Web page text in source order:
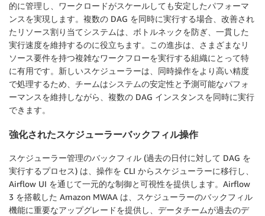
的に管理し、ワークロードがスケールしても安定したパフォーマ
ンスを実現します。複数の DAG を同時に実行する場合、改善され
たリソース割り当てシステムは、ボトルネックを防ぎ、一貫した
実行速度を維持するのに役立ちます。この進歩は、さまざまなリ
ソース要件を持つ複雑なワークフローを実行する組織にとって特
に有用です。新しいスケジューラーは、同時操作をより高い精度
で処理するため、チームはシステムの安定性と予測可能なパフォ
ーマンスを維持しながら、複数の DAG インスタンスを同時に実行
できます。
強化されたスケジューラーバックフィル操作
スケジューラー管理のバックフィル (過去の日付に対して DAG を
実行するプロセス) は、操作を CLI からスケジューラーに移行し、
Airflow UI を通じて一元的な制御と可視性を提供します。Airflow
3 を搭載した Amazon MWAA は、スケジューラーのバックフィル
機能に重要なアップグレードを提供し、データチームが過去のデ